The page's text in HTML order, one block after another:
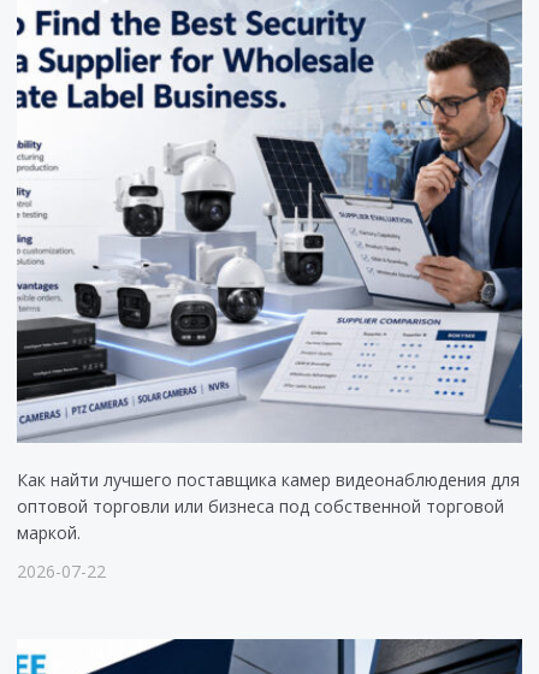
Как найти лучшего поставщика камер видеонаблюдения для
оптовой торговли или бизнеса под собственной торговой
маркой.
2026-07-22